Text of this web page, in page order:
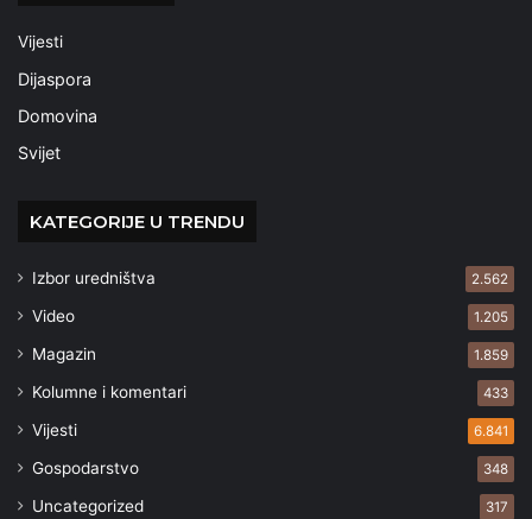
Vijesti
Dijaspora
Domovina
Svijet
KATEGORIJE U TRENDU
Izbor uredništva 2.562
Video 1.205
Magazin 1.859
Kolumne i komentari 433
Vijesti 6.841
Gospodarstvo 348
Uncategorized 317